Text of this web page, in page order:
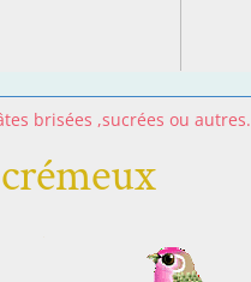
brisées ,sucrées ou autres.